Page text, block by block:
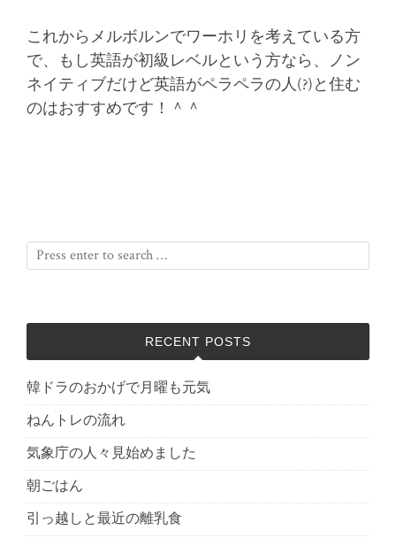
これからメルボルンでワーホリを考えている方
で、もし英語が初級レベルという方なら、ノン
ネイティブだけど英語がペラペラの人(?)と住む
のはおすすめです！＾＾
RECENT POSTS
韓ドラのおかげで月曜も元気
ねんトレの流れ
気象庁の人々見始めました
朝ごはん
引っ越しと最近の離乳食